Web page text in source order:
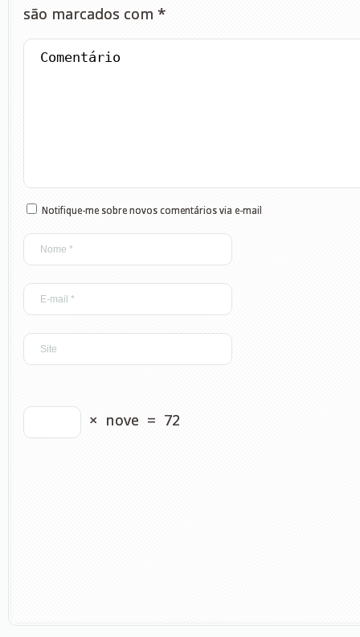
são marcados com *
Notifique-me sobre novos comentários via e-mail
× nove = 72